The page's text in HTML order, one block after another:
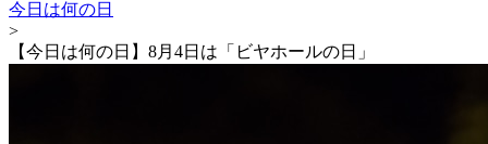
今日は何の日
>
【今日は何の日】8月4日は「ビヤホールの日」